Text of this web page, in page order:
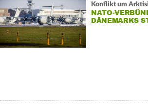
Konflikt um
NATO-
DÄNEMARKS